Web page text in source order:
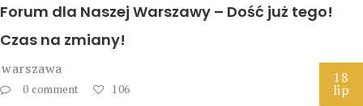
Forum dla Naszej Warszawy – Dość już tego!
Czas na zmiany!
warszawa
0 comment 106
18
lip